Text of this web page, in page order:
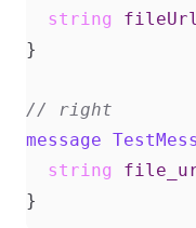
string
fileUrl
}
message
string
}